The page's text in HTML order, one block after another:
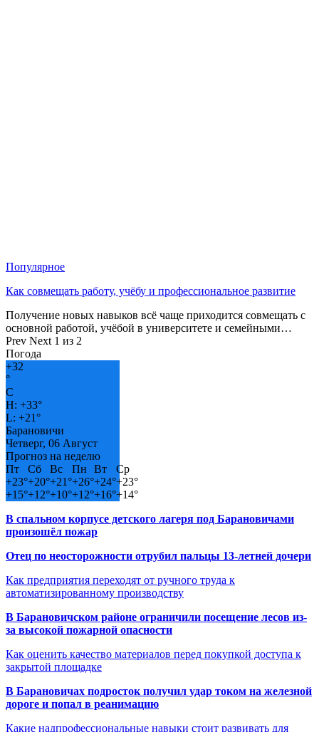
Популярное
Как совмещать работу, учёбу и профессиональное развитие
Получение новых навыков всё чаще приходится совмещать с
основной работой, учёбой в университете и семейными…
Prev Next 1 из 2
Погода
+32
°
C
H: +33°
L: +21°
Барановичи
Четверг, 06 Август
Прогноз на неделю
Пт
Сб Вс Пн Вт
Ср
+23°+20°+21°+26°+24°+23°
+15°+12°+10°+12°+16°+14°
В спальном корпусе детского лагеря под Барановичами
произошёл пожар
Отец по неосторожности отрубил пальцы 13-летней дочери
Как предприятия переходят от ручного труда к
автоматизированному производству
В Барановичском районе ограничили посещение лесов из-
за высокой пожарной опасности
Как оценить качество материалов перед покупкой доступа к
закрытой площадке
В Барановичах подросток получил удар током на железной
дороге и попал в реанимацию
Какие надпрофессиональные навыки стоит развивать для